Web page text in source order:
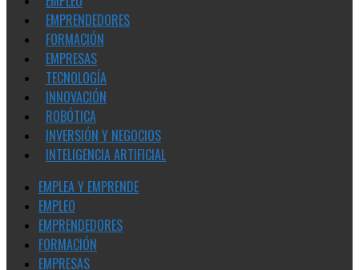
EMPRENDEDORES
FORMACIÓN
EMPRESAS
TECNOLOGÍA
INNOVACIÓN
ROBÓTICA
INVERSIÓN Y NEGOCIOS
INTELIGENCIA ARTIFICIAL
EMPLEA Y EMPRENDE
EMPLEO
EMPRENDEDORES
FORMACIÓN
EMPRESAS